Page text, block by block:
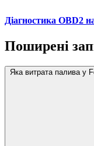
Діагностика OBD2
Поширені
Яка витрата палива у